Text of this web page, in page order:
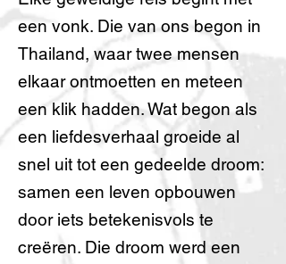
een vonk. Die van ons begon in
Thailand, waar twee mensen
elkaar ontmoetten en meteen
een klik hadden. Wat begon als
een liefdesverhaal groeide al
snel uit tot een gedeelde droom:
samen een leven opbouwen
door iets betekenisvols te
creëren. Die droom werd een